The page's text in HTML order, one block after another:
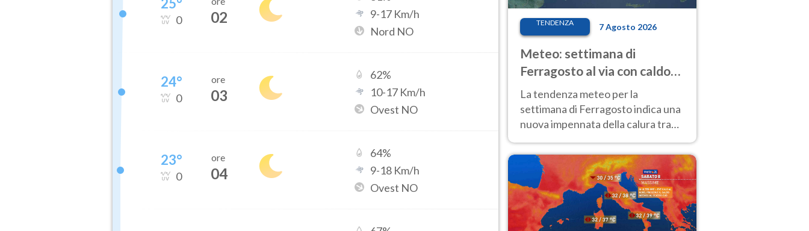
0 02
9-17 Km/h
Nord NO
24°
0
ore
03
62%
10-17 Km/h
Ovest NO
23°
0
ore
04
64%
9-18 Km/h
Ovest NO
TENDENZA 7 Agosto 2026
Meteo: settimana di
Ferragosto al via con caldo
intenso e qualche temporale
La tendenza meteo per la
settimana di Ferragosto indica una
nuova impennata della calura tra
anche al Nord.